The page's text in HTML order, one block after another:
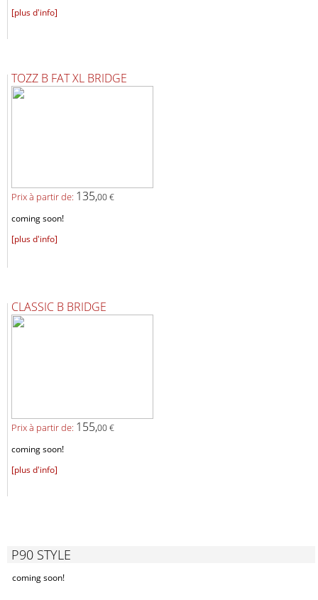
[plus d'info]
TOZZ B FAT XL BRIDGE
Prix ​​à partir de: 135,00 €
coming soon!
[plus d'info]
CLASSIC B BRIDGE
Prix ​​à partir de: 155,00 €
coming soon!
[plus d'info]
P90 STYLE
coming soon!